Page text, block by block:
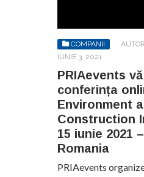
COMPANII
IUNIE 3, 2021
PRIAevents
conferința
Environment
Construction
15 iunie 2021
Romania
PRIAevents